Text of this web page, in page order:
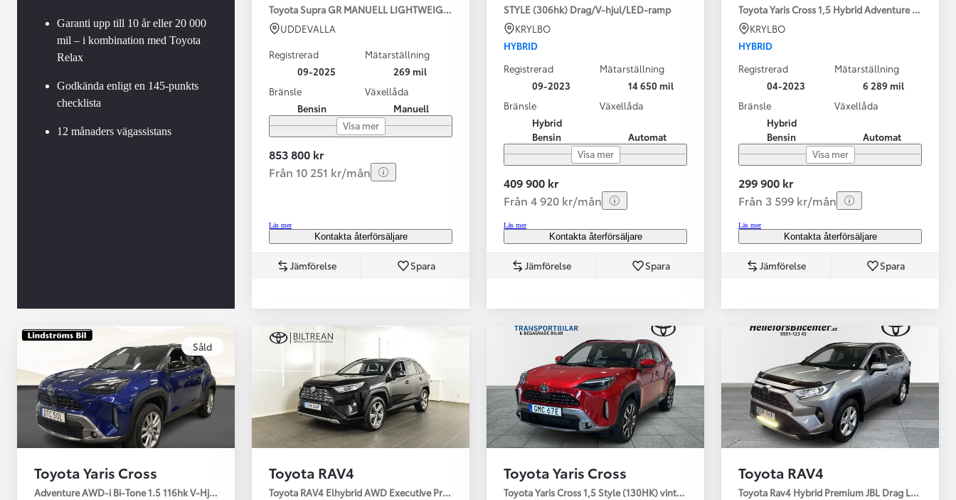
Från 599 900 kr
Från 324 900 kr
Från 3 194 kr/mån
Nya Corolla Cross
Från 360 900 kr
Från 3 548 kr/mån
Easy Billån
Toyota C-HR
HYBRID & LADDHYBRID
Från 350 900 kr
Från 3 450 kr/mån
Easy Billån
Toyota GR Supra
BENSIN
Nya GR GT
The soul lives on
Vi har Sveriges mest nöjda
Toyota
När varje jobb
Garanti upp till 10 år eller 20 000
mil – i kombination med Toyota
Relax
Godkända enligt en 145-punkts
checklista
12 månaders vägassistans
Toyota Supra GR MANUELL LIGHTWEIGHT EVO / OMG LEV! MOMSBIL!
UDDEVALLA
Registrerad
09-2025
Mätarställning
269 mil
Bränsle
Bensin
Växellåda
Manuell
Visa mer
853 800 kr
Från 10 251 kr/mån
Läs mer
Kontakta återförsäljare
Jämförelse Spara
STYLE (306hk) Drag/V-hjul/LED-ramp
KRYLBO
HYBRID
Registrerad
09-2023
Mätarställning
14 650 mil
Bränsle
Hybrid
Bensin
Växellåda
Automat
Visa mer
409 900 kr
Från 4 920 kr/mån
Läs mer
Kontakta återförsäljare
Jämförelse Spara
Toyota Yaris Cross 1,5 Hybrid Adventure Drag V-
KRYLBO
HYBRID
Registrerad
04-2023
Mätarställning
6 289 mil
Bränsle
Hybrid
Bensin
Växellåda
Automat
Visa mer
299 900 kr
Från 3 599 kr/mån
Läs mer
Kontakta återförsäljare
Jämförelse Spara
Såld
Toyota Yaris Cross
Adventure AWD-i Bi-Tone 1.5 116hk V-Hjul Drag JBL
Toyota RAV4
Toyota RAV4 Elhybrid AWD Executive Premium Drag 360-kamera JBL
Toyota Yaris Cross
Toyota Yaris Cross 1,5 Style (130HK) vinterhjul
Toyota RAV4
Toyota Rav4 Hybrid Premium JBL Drag Led ramp